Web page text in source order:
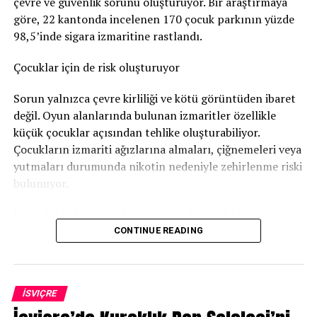
96 gün soruşturma tutukluluğunda kaldı
para cezasıverdi. Bu ceza şartlı olarak hükme bağlandı.
Ancak adam soruşturma sırasında96 gün tutuklu
kaldığıiçin bu süre cezadan mahsup edildi. Böylece
geriye 24 günlük, yani1.920 franklıkşartlı ceza kaldı.
Bunun yanında800 frank para cezasıödemesine karar
verildi.
frank diğer yargılama giderlerinikarşılaması
gerekiyor.
Daha önce de hüküm giymiş
Dosyaya göre sanık ilk kez adli makamların karşısına
göre, 22 kantonda incelenen 170 çocuk parkının yüzde
98,5’inde sigara izmaritine rastlandı.
Çocuklar için de risk oluşturuyor
Sorun yalnızca çevre kirliliği ve kötü görüntüden ibaret
değil. Oyun alanlarında bulunan izmaritler özellikle
küçük çocuklar açısından tehlike oluşturabiliyor.
Çocukların izmariti ağızlarına almaları, çiğnemeleri veya
yutmaları durumunda nikotin nedeniyle zehirlenme riski
bulunuyor.
izmariti sorununa karşı özel kampanyalar yürütüyor.
Bern’den dikkat çeken kampanya
Bern Belediyesi, “Subers Bärn” kampanyası kapsamında
İsviçre Almancasıyla “Dini Zigi isch ke Nuggi” sloganını
CONTINUE READING
İSVIÇRE